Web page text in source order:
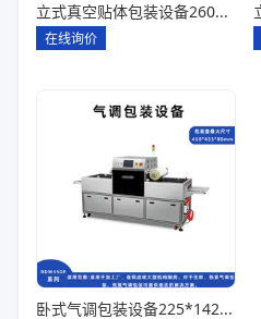
立式真空贴体包装设备260*180一出四
在线询价
卧式气调包装设备225*142*80一出六